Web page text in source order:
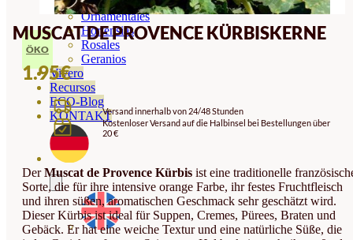
Ornamentales
Hortensias
Rosales
Geranios
Vivero
Recursos
ECO-Blog
KONTAKT
MUSCAT DE PROVENCE KÜRBISKERNE
ÖKO
1.95€
Versand innerhalb von 24/48 Stunden
Kostenloser Versand auf die Halbinsel bei Bestellungen über
20 €
DerMuscat de Provence Kürbis ist eine traditionelle
Sorte, die für ihre intensive orange Farbe, ihr festes Fruchtfleisch
und ihren süßen, aromatischen Geschmack sehr geschätzt wird.
Dieser Kürbis ist ideal für Suppen, Cremes, Pürees, Braten und
Gebäck. Er hat eine weiche Textur und eine natürliche Süße, die